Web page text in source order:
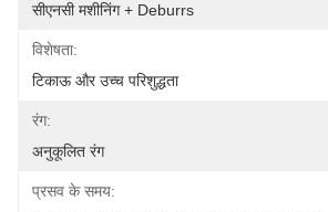
सीएनसी मशीनिंग + Deburrs
विशेषता:
टिकाऊ और उच्च परिशुद्धता
रंग:
अनुकूलित रंग
प्रसव के समय: